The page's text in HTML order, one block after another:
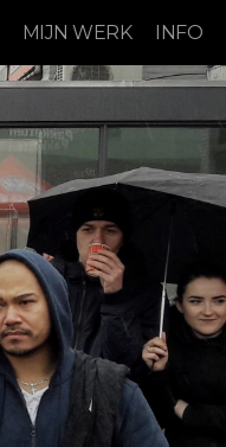
MIJN WERK INFO